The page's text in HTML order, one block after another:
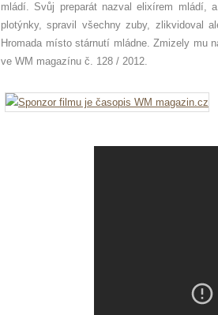
mládí. Svůj preparát nazval elixírem
plotýnky, spravil všechny zuby, zlikvidoval
Hromada místo stárnutí mládne. Zmizely mu
ve WM magazínu č. 128 / 2012.